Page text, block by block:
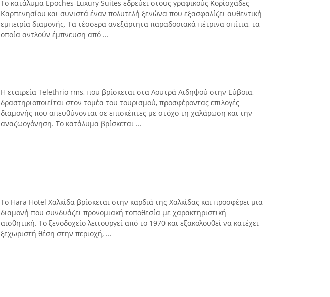
Το κατάλυμα Epoches-Luxury Suites εδρεύει στους γραφικούς Κορίσχάδες
Καρπενησίου και συνιστά έναν πολυτελή ξενώνα που εξασφαλίζει αυθεντική
εμπειρία διαμονής. Τα τέσσερα ανεξάρτητα παραδοσιακά πέτρινα σπίτια, τα
οποία αντλούν έμπνευση από ...
Η εταιρεία Telethrio rms, που βρίσκεται στα Λουτρά Αιδηψού στην Εύβοια,
δραστηριοποιείται στον τομέα του τουρισμού, προσφέροντας επιλογές
διαμονής που απευθύνονται σε επισκέπτες με στόχο τη χαλάρωση και την
αναζωογόνηση. Το κατάλυμα βρίσκεται ...
Το Hara Hotel Χαλκίδα βρίσκεται στην καρδιά της Χαλκίδας και προσφέρει μια
διαμονή που συνδυάζει προνομιακή τοποθεσία με χαρακτηριστική
αισθητική. Το ξενοδοχείο λειτουργεί από το 1970 και εξακολουθεί να κατέχει
ξεχωριστή θέση στην περιοχή, ...